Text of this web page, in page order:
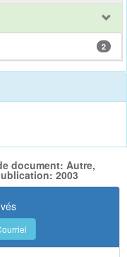
2
document: Autre,
2003